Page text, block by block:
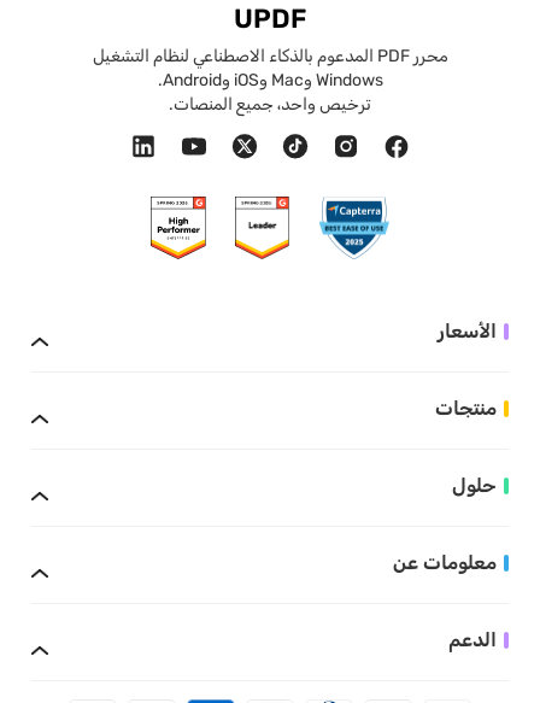
UPDF
محرر PDF المدعوم بالذكاء الاصطناعي لنظام التشغيل
Windows وMac وiOS وAndroid.
ترخيص واحد، جميع المنصات.
الأسعار
منتجات
حلول
معلومات عن
الدعم